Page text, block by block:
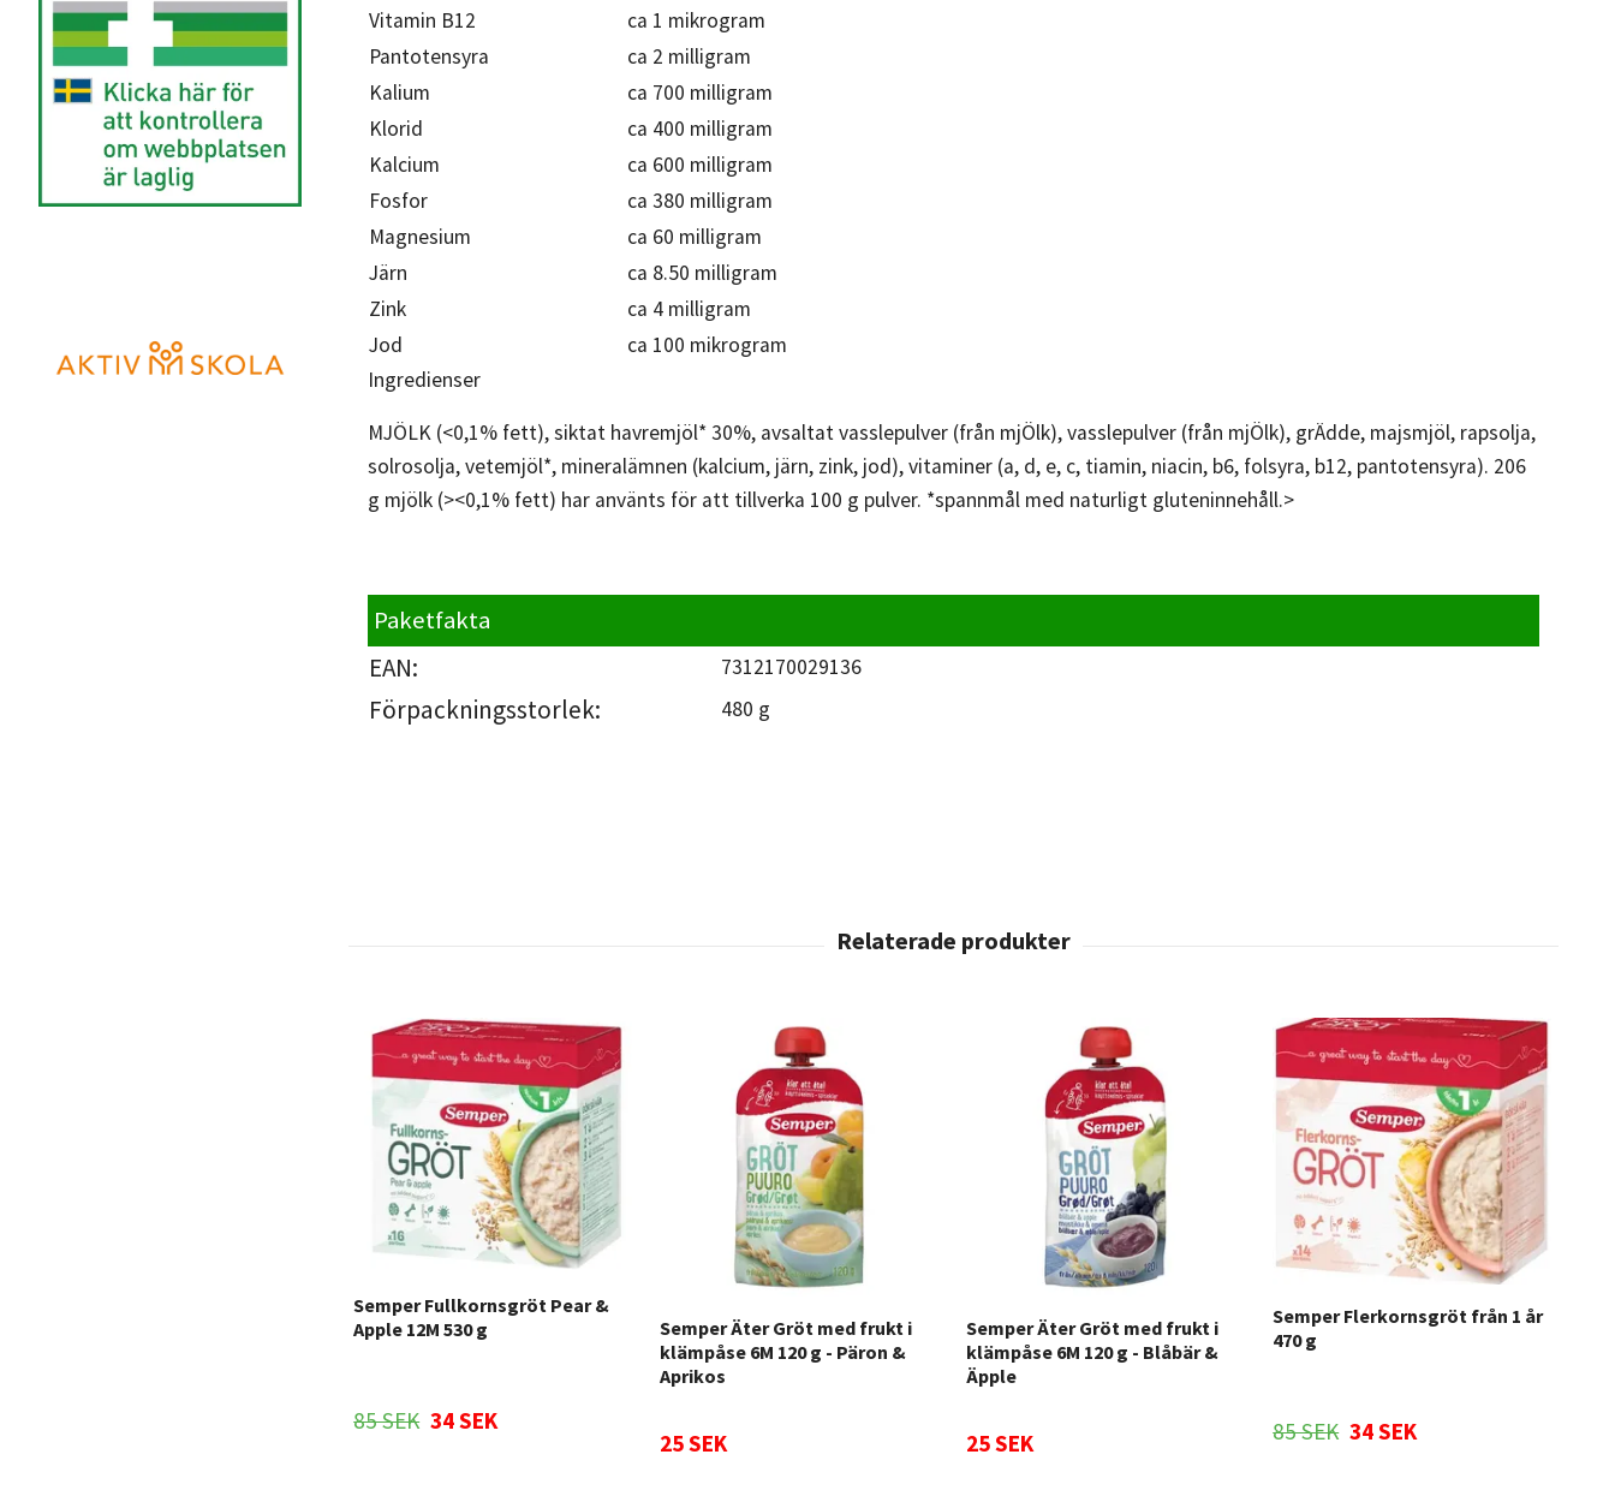
Vitamin B12
ca 1 mikrogram
Pantotensyra
ca 2 milligram
Kalium
ca 700 milligram
Klorid
ca 400 milligram
Kalcium
ca 600 milligram
Fosfor
ca 380 milligram
Magnesium
ca 60 milligram
Järn
ca 8.50 milligram
Zink
ca 4 milligram
Jod
ca 100 mikrogram
Ingredienser
MJÖLK (<0,1% fett), siktat havremjöl* 30%, avsaltat vasslepulver (från mjÖlk), vasslepulver (från mjÖlk), grÄdde, majsmjöl, rapsolja,
solrosolja, vetemjöl*, mineralämnen (kalcium, järn, zink, jod), vitaminer (a, d, e, c, tiamin, niacin, b6, folsyra, b12, pantotensyra). 206
g mjölk (><0,1% fett) har använts för att tillverka 100 g pulver. *spannmål med naturligt gluteninnehåll.>
Paketfakta
EAN: 7312170029136
Förpackningsstorlek: 480 g
Semper Fullkornsgröt Pear &
Apple 12M 530 g
85 SEK 34 SEK
Semper Äter Gröt med frukt i
klämpåse 6M 120 g - Päron &
Aprikos
25 SEK
Semper Äter Gröt med frukt i
klämpåse 6M 120 g - Blåbär &
Äpple
25 SEK
Semper Flerkornsgröt från 1 år
470 g
85 SEK 34 SEK